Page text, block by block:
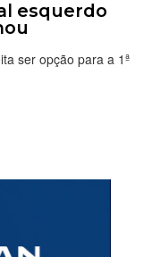
esquerdo
ser opção para a 1ª